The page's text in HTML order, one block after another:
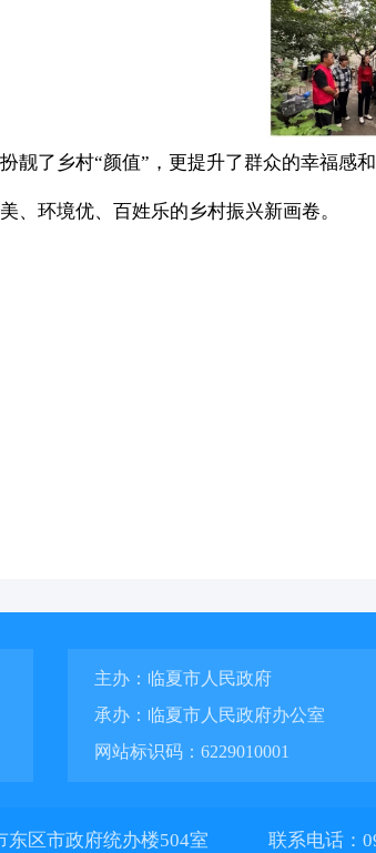
靓了乡村“颜值”，更提升了群众的幸福
、环境优、百姓乐的乡村振兴新画卷。
主办：临夏市人民政府
承办：临夏市人民政府办公室
网站标识码：6229010001
东区市政府统办楼504室 联系电话：